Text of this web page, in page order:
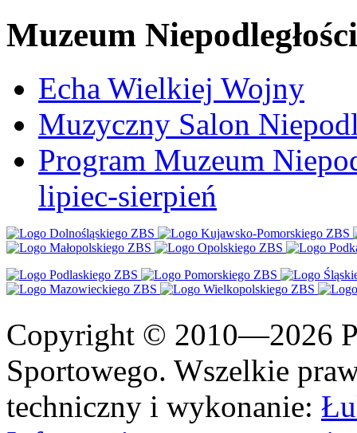
Muzeum Niepodległości
Echa Wielkiej Wojny
Muzyczny Salon
Program Muzeum
lipiec-sierpień
Copyright © 2010—2026
Sportowego. Wszelkie
techniczny i wykonanie: